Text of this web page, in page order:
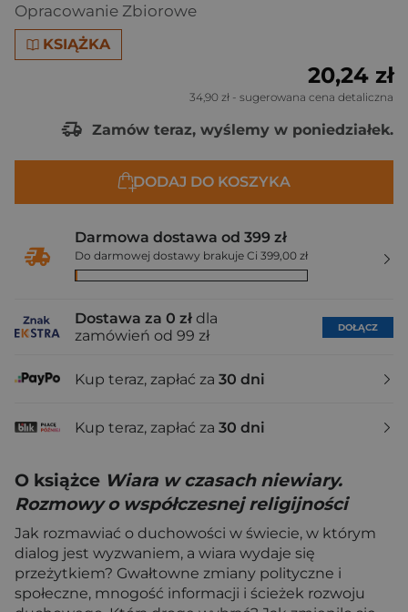
Opracowanie Zbiorowe
KSIĄŻKA
20,24 zł
34,90 zł - sugerowana cena detaliczna
Zamów teraz, wyślemy w poniedziałek.
DODAJ DO KOSZYKA
Darmowa dostawa od 399 zł
Do darmowej dostawy brakuje Ci 399,00 zł
Dostawa za 0 zł dla
zamówień od 99 zł
DOŁĄCZ
Kup teraz, zapłać za 30 dni
Kup teraz, zapłać za 30 dni
O książce Wiara w czasach niewiary.
Rozmowy o współczesnej religijności
Jak rozmawiać o duchowości w świecie, w którym
dialog jest wyzwaniem, a wiara wydaje się
przeżytkiem? Gwałtowne zmiany polityczne i
społeczne, mnogość informacji i ścieżek rozwoju